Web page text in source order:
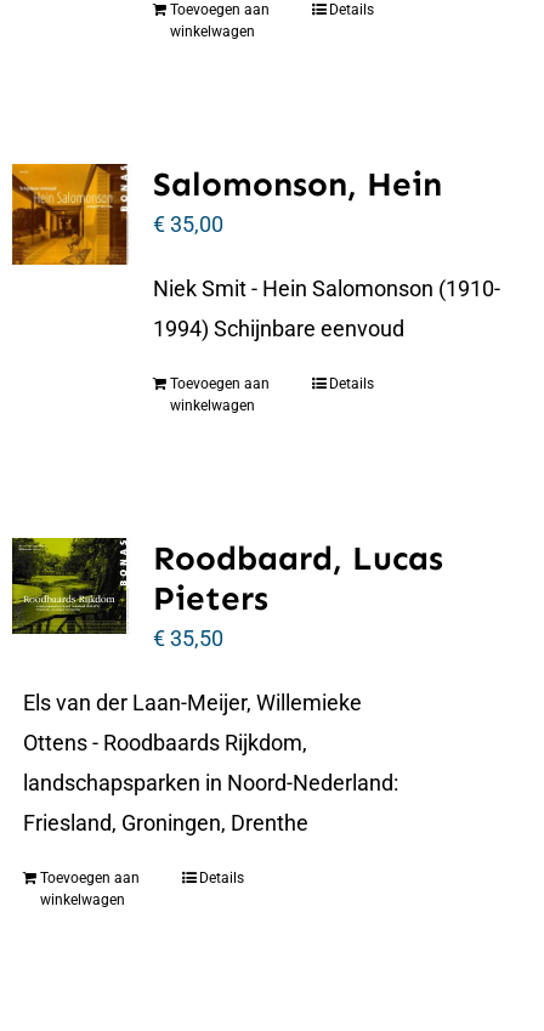
Toevoegen aan
winkelwagen
Details
Salomonson, Hein
€35,00
Niek Smit - Hein Salomonson (1910-
1994) Schijnbare eenvoud
Toevoegen aan
winkelwagen
Details
Roodbaard, Lucas
Pieters
€35,50
Els van der Laan-Meijer, Willemieke
Ottens - Roodbaards Rijkdom,
landschapsparken in Noord-Nederland:
Friesland, Groningen, Drenthe
Toevoegen aan
winkelwagen
Details